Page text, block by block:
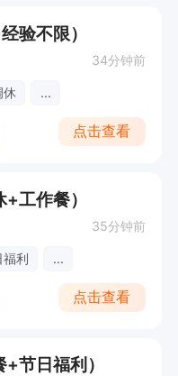
验不限）
34分钟前
休 ...
点击查看
工作餐）
35分钟前
福利 ...
点击查看
节日福利）